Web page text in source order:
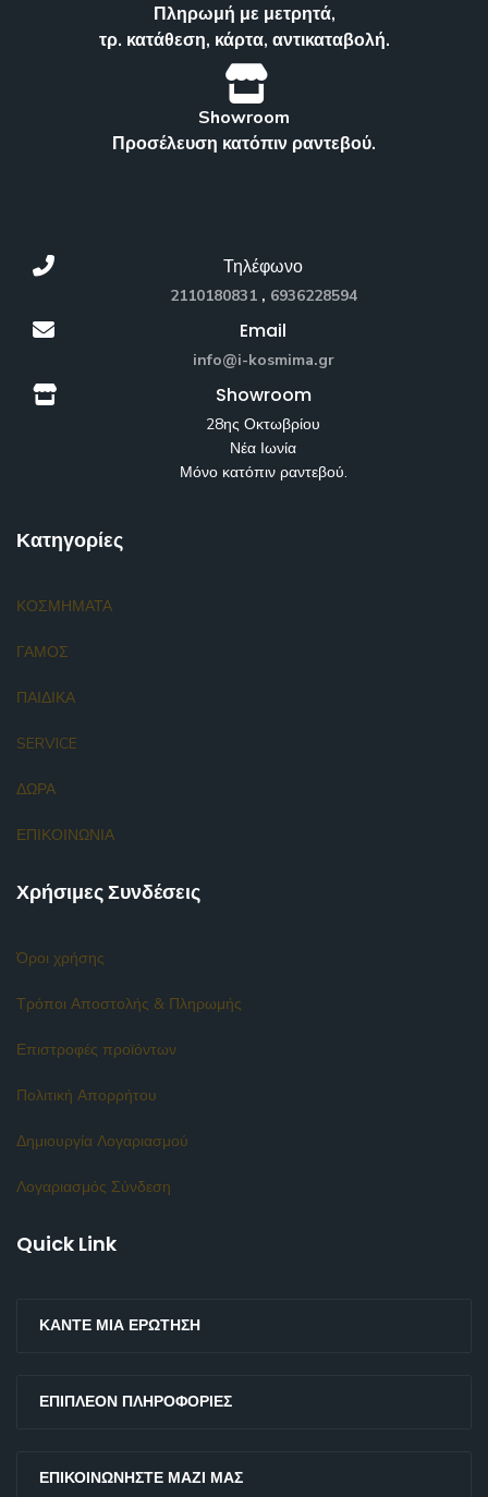
Πληρωμή με μετρητά,
τρ. κατάθεση, κάρτα, αντικαταβολή.
Showroom
Προσέλευση κατόπιν ραντεβού.
Τηλέφωνο
2110180831, 6936228594
Email
info@i-kosmima.gr
Showroom
28ης Οκτωβρίου
Νέα Ιωνία
Μόνο κατόπιν ραντεβού.
Κατηγορίες
ΚΟΣΜΗΜΑΤΑ
ΓΑΜΟΣ
ΠΑΙΔΙΚΑ
SERVICE
ΔΩΡΑ
ΕΠΙΚΟΙΝΩΝΙΑ
Χρήσιμες Συνδέσεις
Όροι χρήσης
Τρόποι Αποστολής & Πληρωμής
Επιστροφές προϊόντων
Πολιτική Απορρήτου
Δημιουργία Λογαριασμού
Λογαριασμός Σύνδεση
Quick Link
ΚΆΝΤΕ ΜΙΑ ΕΡΏΤΗΣΗ
ΕΠΙΠΛΈΟΝ ΠΛΗΡΟΦΟΡΊΕΣ
ΕΠΙΚΟΙΝΩΝΉΣΤΕ ΜΑΖΊ ΜΑΣ